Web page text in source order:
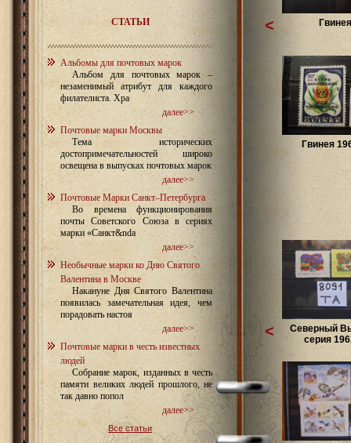
СТАТЬИ
Альбомы для почтовых марок
Альбом для почтовых марок –
незаменимый атрибут для каждого
филателиста. Хра
далее>>
Почтовые марки Москвы
Тема исторических
достопримечательностей широко
освещена в выпусках почтовых марок
далее>>
Почтовые Марки Санкт–Петербурга
Во времена функционирования
почты Советского Союза в сериях
марки «Санкт&nda
далее>>
Необычные марки ко Дню Святого
Валентина в Москве
Накануне Дня Святого Валентина
появилась замечательная идея, чем
порадовать настоя
далее>>
Почтовые марки в честь известных
людей
Собрание марок, изданных в честь
памяти великих людей прошлого, не
так давно попол
далее>>
Все статьи
Гвинея
Гвинея
<
Северный
серия
<